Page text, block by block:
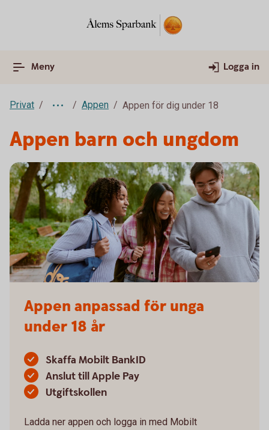
Meny Logga in
Privat Appen Appen för dig under 18
Appen barn och ungdom
Appen anpassad för unga
under 18 år
Skaffa Mobilt BankID
Anslut till Apple Pay
Utgiftskollen
Ladda ner appen och logga in med Mobilt